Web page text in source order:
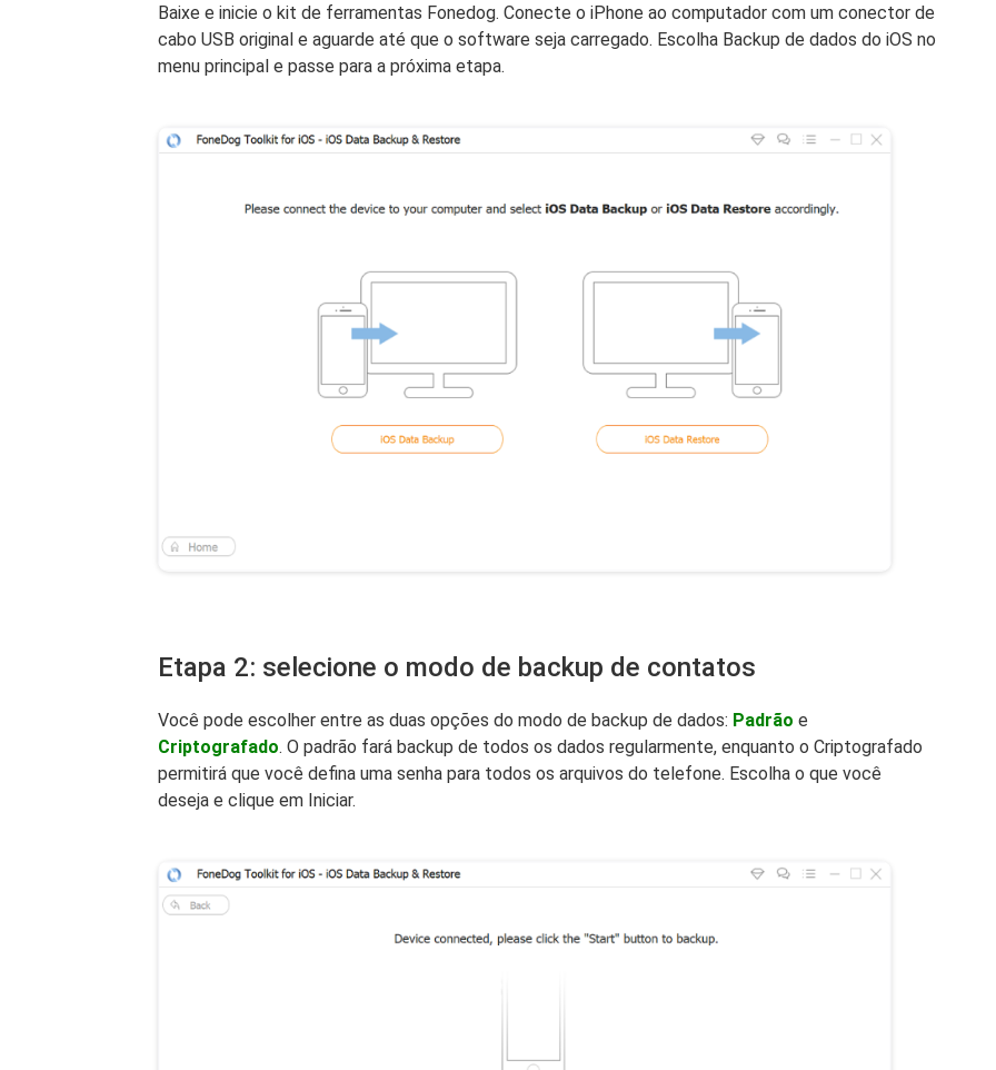
Baixe e inicie o kit de ferramentas Fonedog. Conecte o iPhone ao computador com um conector de
cabo USB original e aguarde até que o software seja carregado. Escolha Backup de dados do iOS no
menu principal e passe para a próxima etapa.
Etapa 2: selecione o modo de backup de contatos
Você pode escolher entre as duas opções do modo de backup de dados: Padrão e
Criptografado. O padrão fará backup de todos os dados regularmente, enquanto o Criptografado
permitirá que você defina uma senha para todos os arquivos do telefone. Escolha o que você
deseja e clique em Iniciar.